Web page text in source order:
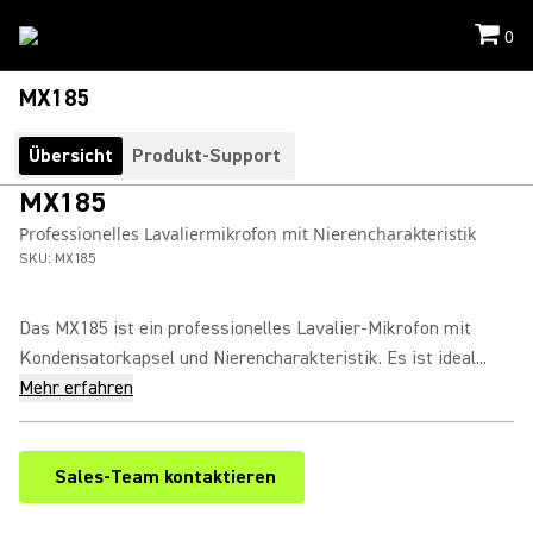
0
MX185
Übersicht Produkt-Support
MX185
Professionelles Lavaliermikrofon mit Nierencharakteristik
SKU: MX185
Das MX185 ist ein professionelles Lavalier-Mikrofon mit
Kondensatorkapsel und Nierencharakteristik. Es ist ideal...
Mehr erfahren
Sales-Team kontaktieren